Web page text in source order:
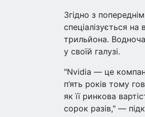
Згідно з
спеціалізується
трильйона.
у своїй галузі.
"Nvidia — це
п’ять років тому
як її ринкова
сорок разів," —